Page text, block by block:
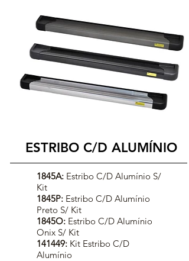
ESTRIBO C/D ALUMÍNIO
1845A:Estribo C/D Alumínio S/
Kit
1845P:Estribo C/D Alumínio
Preto S/ Kit
1845O: Estribo C/D Alumínio
Onix S/ Kit
141449: Kit Estribo C/D
Alumínio